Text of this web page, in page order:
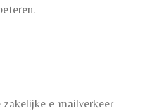
e-mailverkeer